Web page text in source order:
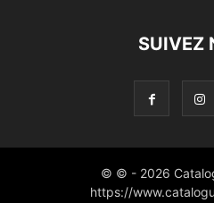
SUIVEZ
© © - 2026
https://